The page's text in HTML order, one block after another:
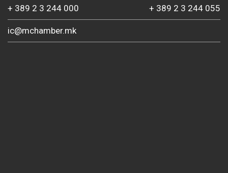
+ 389 2 3 244 000 + 389 2 3 244 055
ic@mchamber.mk